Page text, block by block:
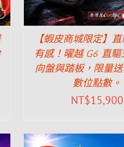
【蝦皮商城限定】
有感！曜越 G6 直
向盤與踏板，限量
數位點數。
NT$15,900